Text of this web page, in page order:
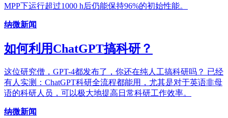
MPP下运行超过1000 h后仍能保持96%的初始性能。
纳微新闻
如何利用ChatGPT搞科研？
这位研究僧，GPT-4都发布了，你还在纯人工搞科研吗？ 已经
有人实测：ChatGPT科研全流程都能用，尤其是对于英语非母
语的科研人员，可以极大地提高日常科研工作效率。
纳微新闻